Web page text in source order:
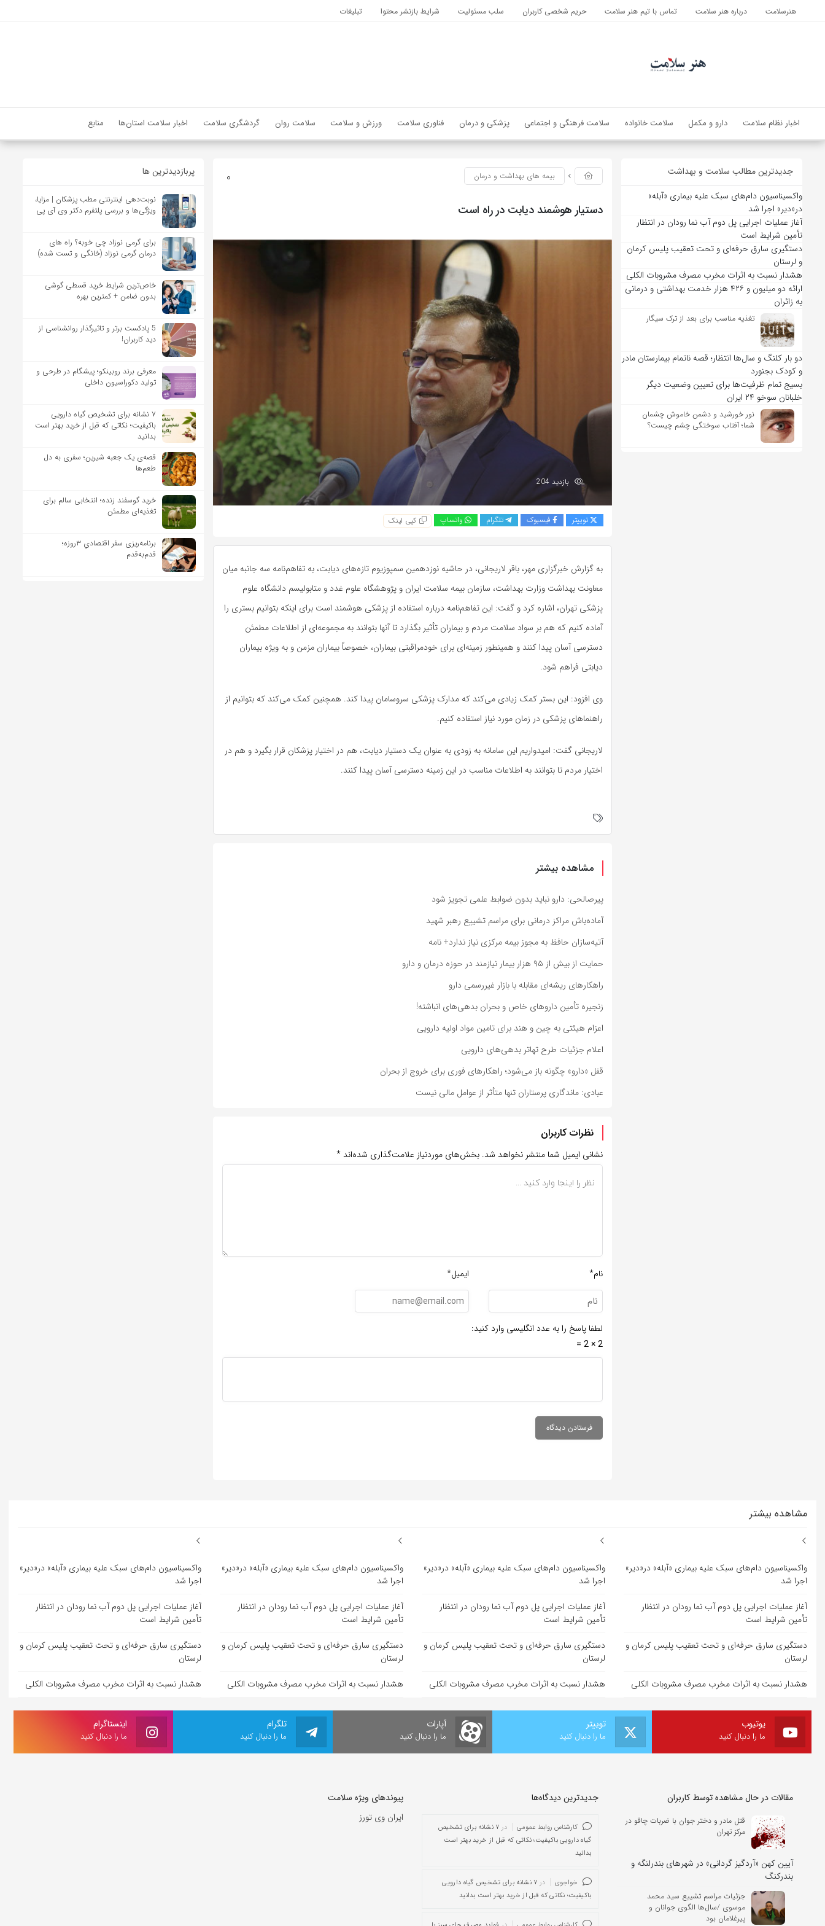
هنرسلامت درباره هنر سلامت تماس با تیم هنر سلامت حریم شخصی کاربران سلب مسئولیت شرایط بازنشر محتوا تبلیغات
اخبار نظام سلامت دارو و مکمل سلامت خانواده سلامت فرهنگی و اجتماعی پزشکی و درمان فناوری سلامت ورزش و سلامت سلامت روان گردشگری سلامت اخبار سلامت استان‌ها منابع
جدیدترین مطالب سلامت و بهداشت
واکسیناسیون دام‌های سبک علیه بیماری «آبله»
در«دیر» اجرا شد
آغاز عملیات اجرایی پل دوم آب نما رودان در انتظار
تأمین شرایط است
دستگیری سارق حرفه‌ای و تحت تعقیب پلیس کرمان
و لرستان
هشدار نسبت به اثرات مخرب مصرف مشروبات الکلی
ارائه دو میلیون و ۴۲۶ هزار خدمت بهداشتی و درمانی
به زائران
تغذیه مناسب برای بعد از ترک سیگار
دو بار کلنگ و سال‌ها انتظار؛ قصه ناتمام بیمارستان مادر
و کودک بجنورد
بسیج تمام ظرفیت‌ها برای تعیین وضعیت دیگر
خلبانان سوخو ۲۴ ایران
نور خورشید و دشمن خاموش چشمان
شما؛ آفتاب سوختگی چشم چیست؟
0 بیمه های بهداشت و درمان
دستیار هوشمند دیابت در راه است
بازدید 204
توییتر فیسبوک تلگرام واتساپ کپی لینک
به گزارش خبرگزاری مهر، باقر لاریجانی، در حاشیه نوزدهمین سمپوزیوم تازه‌های دیابت، به تفاهم‌نامه سه جانبه میان
معاونت بهداشت وزارت بهداشت، سازمان بیمه سلامت ایران و پژوهشگاه علوم غدد و متابولیسم دانشگاه علوم
پزشکی تهران، اشاره کرد و گفت: این تفاهم‌نامه درباره استفاده از پزشکی هوشمند است برای اینکه بتوانیم بستری را
آماده کنیم که هم بر سواد سلامت مردم و بیماران تأثیر بگذارد تا آنها بتوانند به مجموعه‌ای از اطلاعات مطمئن
دسترسی آسان پیدا کنند و همینطور زمینه‌ای برای خودمراقبتی بیماران، خصوصاً بیماران مزمن و به ویژه بیماران
دیابتی فراهم شود.
وی افزود: این بستر کمک زیادی می‌کند که مدارک پزشکی سروسامان پیدا کند. همچنین کمک می‌کند که بتوانیم از
راهنماهای پزشکی در زمان مورد نیاز استفاده کنیم.
لاریجانی گفت: امیدواریم این سامانه به زودی به عنوان یک دستیار دیابت، هم در اختیار پزشکان قرار بگیرد و هم در
اختیار مردم تا بتوانند به اطلاعات مناسب در این زمینه دسترسی آسان پیدا کنند.
مشاهده بیشتر
پیرصالحی: دارو نباید بدون ضوابط علمی تجویز شود
آماده‌باش مراکز درمانی برای مراسم تشییع رهبر شهید
آتیه‌سازان حافظ به مجوز بیمه مرکزی نیاز ندارد+ نامه
حمایت از بیش از ۹۵ هزار بیمار نیازمند در حوزه درمان و دارو
راهکارهای ریشه‌ای مقابله با بازار غیررسمی دارو
زنجیره تأمین داروهای خاص و بحران بدهی‌های انباشته!
اعزام هیئتی به چین و هند برای تامین مواد اولیه دارویی
اعلام جزئیات طرح تهاتر بدهی‌های دارویی
قفل «دارو» چگونه باز می‌شود؛ راهکارهای فوری برای خروج از بحران
عبادی: ماندگاری پرستاران تنها متأثر از عوامل مالی نیست
نظرات کاربران
نشانی ایمیل شما منتشر نخواهد شد. بخش‌های موردنیاز علامت‌گذاری شده‌اند *
نام* ایمیل*
لطفا پاسخ را به عدد انگلیسی وارد کنید:
2 × 2 =
پربازدیدترین ها
نوبت‌دهی اینترنتی مطب پزشکان | مزایا،
ویژگی‌ها و بررسی پلتفرم دکتر وی آی پی
برای گرمی نوزاد چی خوبه؟ راه های
درمان گرمی نوزاد (خانگی و تست شده)
خاص‌ترین شرایط خرید قسطی گوشی
بدون ضامن + کمترین بهره
5 پادکست برتر و تاثیرگذار روانشناسی از
دید کاربران!
معرفی برند روبینکو؛ پیشگام در طرحی و
تولید دکوراسیون داخلی
۷ نشانه برای تشخیص گیاه دارویی
باکیفیت؛ نکاتی که قبل از خرید بهتر است
بدانید
قصه‌ی یک جعبه شیرین؛ سفری به دل
طعم‌ها
خرید گوسفند زنده؛ انتخابی سالم برای
تغذیه‌ای مطمئن
برنامه‌ریزی سفر اقتصادیِ ۳روزه؛
قدم‌به‌قدم
مشاهده بیشتر
واکسیناسیون دام‌های سبک علیه بیماری «آبله» در«دیر»
اجرا شد
آغاز عملیات اجرایی پل دوم آب نما رودان در انتظار
تأمین شرایط است
دستگیری سارق حرفه‌ای و تحت تعقیب پلیس کرمان و
لرستان
هشدار نسبت به اثرات مخرب مصرف مشروبات الکلی
واکسیناسیون دام‌های سبک علیه بیماری «آبله» در«دیر»
اجرا شد
آغاز عملیات اجرایی پل دوم آب نما رودان در انتظار
تأمین شرایط است
دستگیری سارق حرفه‌ای و تحت تعقیب پلیس کرمان و
لرستان
هشدار نسبت به اثرات مخرب مصرف مشروبات الکلی
واکسیناسیون دام‌های سبک علیه بیماری «آبله» در«دیر»
اجرا شد
آغاز عملیات اجرایی پل دوم آب نما رودان در انتظار
تأمین شرایط است
دستگیری سارق حرفه‌ای و تحت تعقیب پلیس کرمان و
لرستان
هشدار نسبت به اثرات مخرب مصرف مشروبات الکلی
واکسیناسیون دام‌های سبک علیه بیماری «آبله» در«دیر»
اجرا شد
آغاز عملیات اجرایی پل دوم آب نما رودان در انتظار
تأمین شرایط است
دستگیری سارق حرفه‌ای و تحت تعقیب پلیس کرمان و
لرستان
هشدار نسبت به اثرات مخرب مصرف مشروبات الکلی
اینستاگرام
ما را دنبال کنید
تلگرام
ما را دنبال کنید
آپارات
ما را دنبال کنید
توییتر
ما را دنبال کنید
یوتیوب
ما را دنبال کنید
مقالات در حال مشاهده توسط کاربران
قتل مادر و دختر جوان با ضربات چاقو در
مرکز تهران
آیین کهن «آردگیز گردانی» در شهرهای بندرلنگه و
بندرکنگ
جزئیات مراسم تشییع سید محمد
موسوی /سال‌ها الگوی جوانان و
پیرغلامان بود
جدیدترین دیدگاه‌‌ها
کارشناس روابط عمومی در
۷ نشانه برای تشخیص
گیاه دارویی باکیفیت؛ نکاتی که قبل از خرید بهتر است
بدانید
خواجوی در
۷ نشانه برای تشخیص گیاه دارویی
باکیفیت؛ نکاتی که قبل از خرید بهتر است بدانید
پیوندهای ویژه سلامت
ایران وی تورز